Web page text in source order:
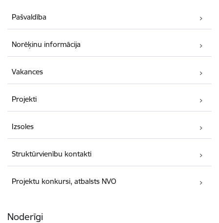
Pašvaldība
Norēķinu informācija
Vakances
Projekti
Izsoles
Struktūrvienību kontakti
Projektu konkursi, atbalsts NVO
Noderīgi